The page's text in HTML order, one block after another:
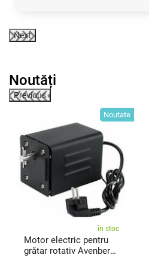
Next
Noutăți
Previous
Noutate
în stoc
Motor electric pentru
grătar rotativ Avenberg